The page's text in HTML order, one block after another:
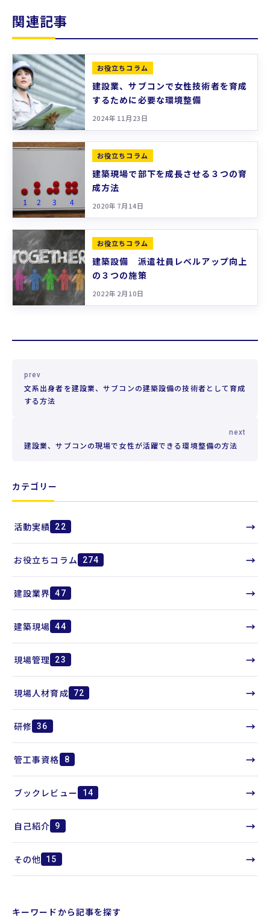
関連記事
お役立ちコラム
建設業、サブコンで女性技術者を育成
するために必要な環境整備
2024年11月23日
お役立ちコラム
建築現場で部下を成長させる３つの育
成方法
2020年7月14日
お役立ちコラム
建築設備 派遣社員レベルアップ向上
の３つの施策
2022年2月10日
prev
文系出身者を建設業、サブコンの建築設備の技術者として育成
する方法
next
建設業、サブコンの現場で女性が活躍できる環境整備の方法
カテゴリー
活動実績 22 →
お役立ちコラム 274 →
建設業界 47 →
建築現場 44 →
現場管理 23 →
現場人材育成 72 →
研修 36 →
管工事資格 8 →
ブックレビュー 14 →
自己紹介 9 →
その他 15 →
キーワードから記事を探す